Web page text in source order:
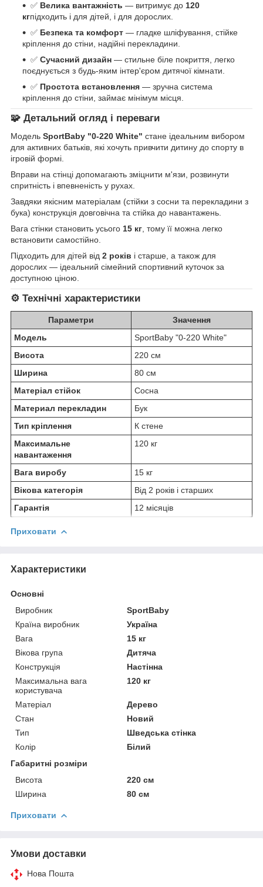
✅ Велика вантажність — витримує до 120
кгпідходить і для дітей, і для дорослих.
✅ Безпека та комфорт — гладке шліфування, стійке
кріплення до стіни, надійні перекладини.
✅ Сучасний дизайн — стильне біле покриття, легко
поєднується з будь-яким інтер'єром дитячої кімнати.
✅ Простота встановлення — зручна система
кріплення до стіни, займає мінімум місця.
🧩 Детальний огляд і переваги
Модель SportBaby "0-220 White" стане ідеальним вибором
для активних батьків, які хочуть привчити дитину до спорту в
ігровій формі.
Вправи на стінці допомагають зміцнити м'язи, розвинути
спритність і впевненість у рухах.
Завдяки якісним матеріалам (стійки з сосни та перекладини з
бука) конструкція довговічна та стійка до навантажень.
Вага стінки становить усього 15 кг , тому її можна легко
встановити самостійно.
Підходить для дітей від 2 років і старше, а також для
дорослих — ідеальний сімейний спортивний куточок за
доступною ціною.
⚙️ Технічні характеристики
Параметри
Значення
Модель
SportBaby "0-220 White"
Висота
220 см
Ширина
80 см
Матеріал стійок
Сосна
Материал перекладин
Бук
Тип кріплення
К стене
Максимальне
навантаження
120 кг
Вага виробу
15 кг
Вікова категорія
Від 2 років і старших
Гарантія
12 місяців
Приховати
Характеристики
Основні
Виробник
SportBaby
Країна виробник
Україна
Вага
15 кг
Вікова група
Дитяча
Конструкція
Настінна
Максимальна вага
користувача
120 кг
Матеріал
Дерево
Стан
Новий
Тип
Шведська стінка
Колір
Білий
Габаритні розміри
Висота
220 см
Ширина
80 см
Приховати
Умови доставки
Нова Пошта